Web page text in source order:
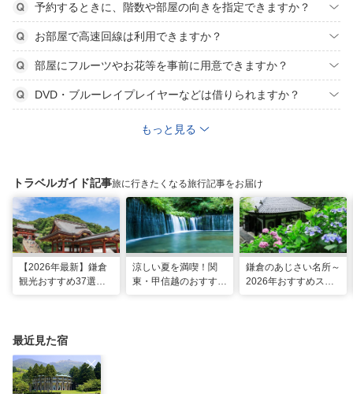
予約するときに、階数や部屋の向きを指定できますか？
お部屋で高速回線は利用できますか？
部屋にフルーツやお花等を事前に用意できますか？
DVD・ブルーレイプレイヤーなどは借りられますか？
もっと見る
トラベルガイド記事旅に行きたくなる旅行記事をお届け
【2026年最新】鎌倉
観光おすすめ37選！
涼しい夏を満喫！関
東・甲信越のおすすめ
鎌倉のあじさい名所～
2026年おすすめスポ
最近見た宿